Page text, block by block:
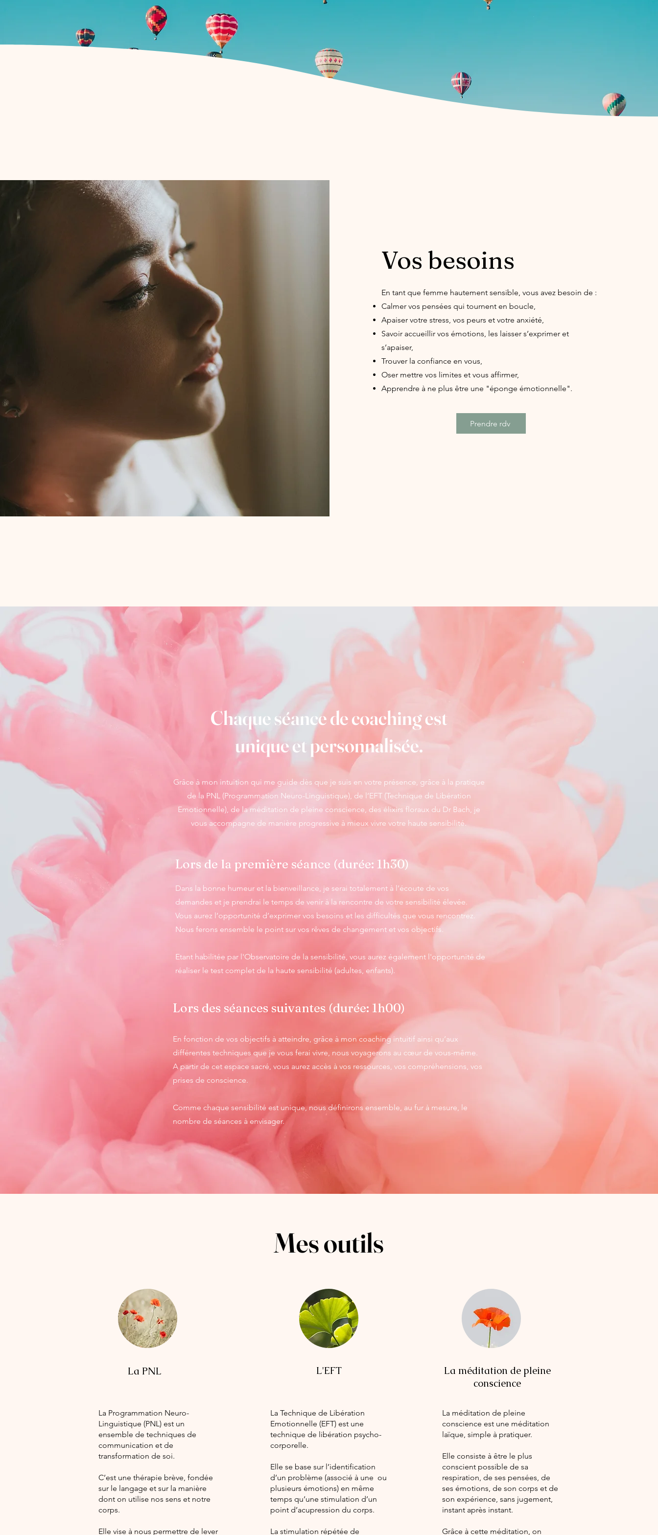
Vos besoins
En tant que femme hautement sensible, vous avez besoin de :
Calmer vos pensées qui tournent en boucle,
Apaiser votre stress, vos peurs et votre anxiété,
Savoir accueillir vos émotions, les laisser s’exprimer et
s’apaiser,
Trouver la confiance en vous,
Oser mettre vos limites et vous affirmer,
Apprendre à ne plus être une "éponge émotionnelle".
Prendre rdv
Chaque séance de coaching est
unique et personnalisée.
Grâce à mon intuition qui me guide dès que je suis en votre présence, grâce à la pratique
de la PNL (Programmation Neuro-Linguistique), de l’EFT (Technique de Libération
Emotionnelle), de la méditation de pleine conscience, des élixirs floraux du Dr Bach, je
vous accompagne de manière progressive à mieux vivre votre haute sensibilité.
Lors de la première séance (durée: 1h30)
Dans la bonne humeur et la bienveillance, je serai totalement à l’écoute de vos
demandes et je prendrai le temps de venir à la rencontre de votre sensibilité élevée.
Vous aurez l’opportunité d’exprimer vos besoins et les difficultés que vous rencontrez.
Nous ferons ensemble le point sur vos rêves de changement et vos objectifs.
Etant habilitée par l'Observatoire de la sensibilité, vous aurez également l'opportunité de
réaliser le test complet de la haute sensibilité (adultes, enfants).
Lors des séances suivantes (durée: 1h00)
En fonction de vos objectifs à atteindre, grâce à mon coaching intuitif ainsi qu’aux
différentes techniques que je vous ferai vivre, nous voyagerons au cœur de vous-même.
A partir de cet espace sacré, vous aurez accès à vos ressources, vos compréhensions, vos
prises de conscience.
Comme chaque sensibilité est unique, nous définirons ensemble, au fur à mesure, le
nombre de séances à envisager.
Mes outils
La PNL
La Programmation Neuro-
Linguistique (PNL) est un
ensemble de techniques de
communication et de
transformation de soi.
C’est une thérapie brève, fondée
sur le langage et sur la manière
dont on utilise nos sens et notre
corps.
Elle vise à nous permettre de lever
L'EFT
La Technique de Libération
Emotionnelle (EFT) est une
technique de libération psycho-
corporelle.
Elle se base sur l’identification
d’un problème (associé à une ou
plusieurs émotions) en même
temps qu’une stimulation d’un
point d’acupression du corps.
La stimulation répétée de
La méditation de pleine
conscience
La méditation de pleine
conscience est une méditation
laïque, simple à pratiquer.
Elle consiste à être le plus
conscient possible de sa
respiration, de ses pensées, de
ses émotions, de son corps et de
son expérience, sans jugement,
instant après instant.
Grâce à cette méditation, on